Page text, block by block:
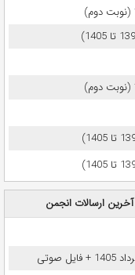
آخرین ارسالات انجمن